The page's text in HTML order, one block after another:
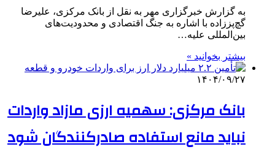
به گزارش خبرگزاری مهر به نقل از بانک مرکزی، علیرضا
گچ‌پززاده با اشاره به جنگ اقتصادی و محدودیت‌های
بین‌المللی علیه…
بیشتر بخوانید »
۱۴۰۴/۰۹/۲۷
بانک مرکزی: سهمیه ارزی مازاد واردات
نباید مانع استفاده صادرکنندگان شود